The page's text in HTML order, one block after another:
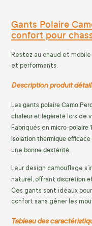
Gants Polaire
confort pour
Restez au chaud et
et performants.
Description produit
Les gants polaire Camo
chaleur et légèreté lors de
Fabriqués en micro-polaire
isolation thermique efficace
une bonne dextérité
Leur design camouflage
naturel, offrant discrétion
Ces gants sont idéaux
confort sans gêner les
Tableau des